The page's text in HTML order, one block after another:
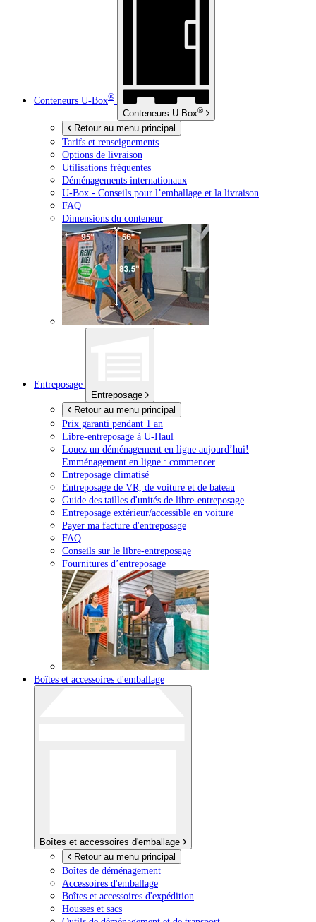
Conteneurs U-Box®
Conteneurs U-Box®
Retour au menu principal
Tarifs et renseignements
Options de livraison
Utilisations fréquentes
Déménagements internationaux
U-Box - Conseils pour l’emballage et la livraison
FAQ
Dimensions du conteneur
Entreposage
Entreposage
Retour au menu principal
Prix garanti pendant 1 an
Libre-entreposage à U-Haul
Louez un déménagement en ligne aujourd’hui!
Emménagement en ligne : commencer
Entreposage climatisé
Entreposage de VR, de voiture et de bateau
Guide des tailles d'unités de libre-entreposage
Entreposage extérieur/accessible en voiture
Payer ma facture d'entreposage
FAQ
Conseils sur le libre-entreposage
Fournitures d’entreposage
Boîtes et accessoires d'emballage
Boîtes et accessoires d'emballage
Retour au menu principal
Boîtes de déménagement
Accessoires d'emballage
Boîtes et accessoires d'expédition
Housses et sacs